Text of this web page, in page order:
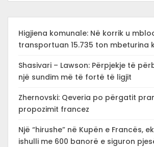
Higjiena komunale: Në korrik u
transportuan 15.735 ton mbeturina
Shasivari – Lawson: Përpjekje të
një sundim më të fortë të ligjit
Zhernovski: Qeveria po përgatit
propozimit francez
Një “hirushe” në Kupën e Francës,
ishulli me 600 banorë e siguron